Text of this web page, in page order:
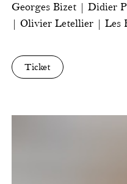
Georges Bizet | Didier
| Olivier Letellier | Les
Ticket